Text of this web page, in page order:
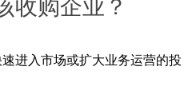
收购企业？
进入市场或扩大业务运营的投